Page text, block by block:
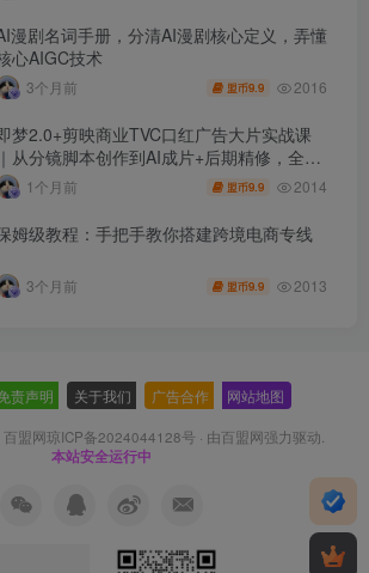
漫剧名词手册，分清AI漫剧核心定义，弄懂
心AIGC技术
3个月前 盟币9.9 2016
梦2.0+剪映商业TVC口红广告大片实战课
｜从分镜脚本创作到AI成片+后期精修，全流
打造品牌级产品广告
1个月前 盟币9.9 2014
姆级教程：手把手教你搭建跨境电商专线
3个月前 盟币9.9 2013
责声明 关于我们 广告合作 网站地图
百盟网琼ICP备2024044128号 · 由百盟网强力驱动.
本站安全运行中